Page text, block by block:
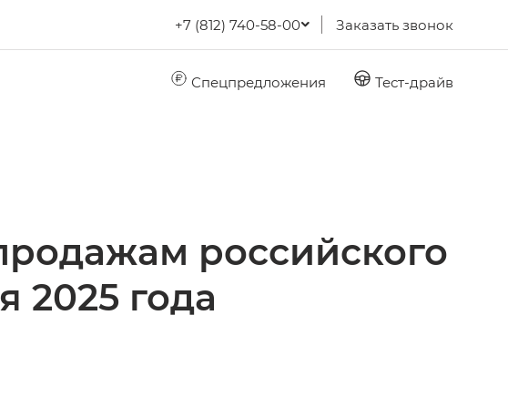
+7 (812) 740-58-00 Заказать звонок
Спецпредложения Тест-драйв
российского
2025 года